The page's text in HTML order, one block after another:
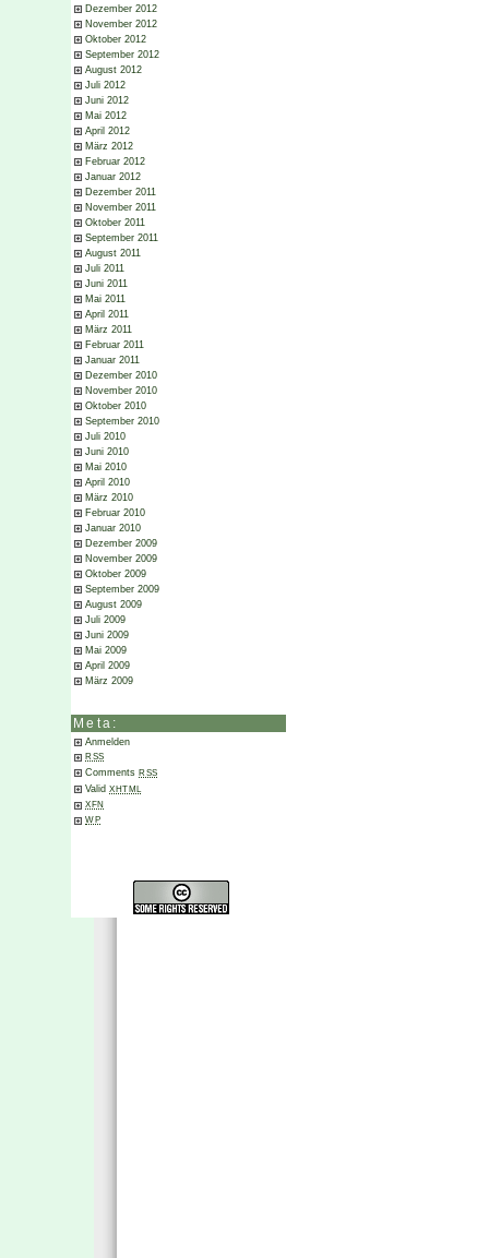
Dezember 2012
November 2012
Oktober 2012
September 2012
August 2012
Juli 2012
Juni 2012
Mai 2012
April 2012
März 2012
Februar 2012
Januar 2012
Dezember 2011
November 2011
Oktober 2011
September 2011
August 2011
Juli 2011
Juni 2011
Mai 2011
April 2011
März 2011
Februar 2011
Januar 2011
Dezember 2010
November 2010
Oktober 2010
September 2010
Juli 2010
Juni 2010
Mai 2010
April 2010
März 2010
Februar 2010
Januar 2010
Dezember 2009
November 2009
Oktober 2009
September 2009
August 2009
Juli 2009
Juni 2009
Mai 2009
April 2009
März 2009
Meta:
Anmelden
RSS
Comments RSS
Valid XHTML
XFN
WP